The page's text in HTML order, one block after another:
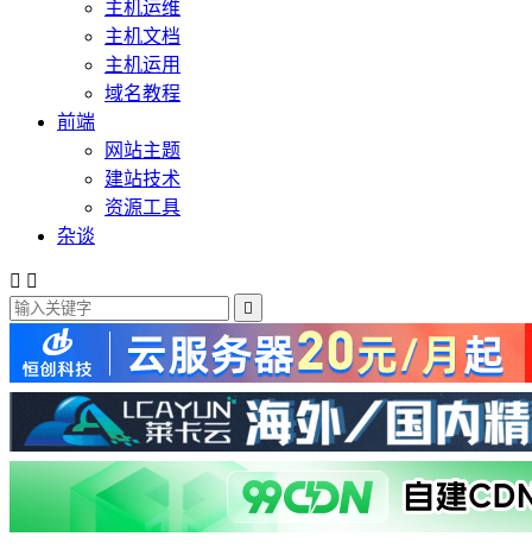
主机运维
主机文档
主机运用
域名教程
前端
网站主题
建站技术
资源工具
杂谈
 
